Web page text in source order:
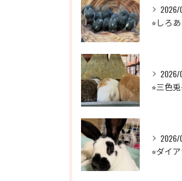
⭐︎しろ
2026/
⭐︎三色兎
2026/
⭐︎ダイ